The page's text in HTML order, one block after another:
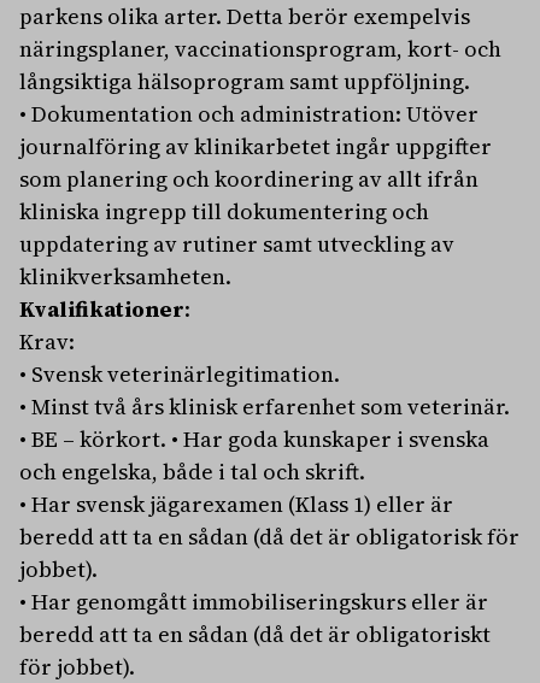
parkens olika arter. Detta berör exempelvis
näringsplaner, vaccinationsprogram, kort- och
långsiktiga hälsoprogram samt uppföljning.
• Dokumentation och administration: Utöver
journalföring av klinikarbetet ingår uppgifter
som planering och koordinering av allt ifrån
kliniska ingrepp till dokumentering och
uppdatering av rutiner samt utveckling av
klinikverksamheten.
Kvalifikationer:
Krav:
• Svensk veterinärlegitimation.
• Minst två års klinisk erfarenhet som veterinär.
• BE – körkort. • Har goda kunskaper i svenska
och engelska, både i tal och skrift.
• Har svensk jägarexamen (Klass 1) eller är
beredd att ta en sådan (då det är obligatorisk för
jobbet).
• Har genomgått immobiliseringskurs eller är
beredd att ta en sådan (då det är obligatoriskt
för jobbet).